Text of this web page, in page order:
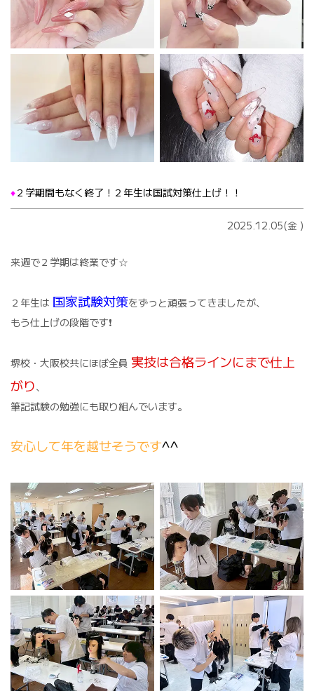
♦️２学期間もなく終了！２年生は国試対策仕上げ！！
2025.12.05(金 )
来週で２学期は終業です☆
２年生は 国家試験対策をずっと頑張ってきましたが、
もう仕上げの段階です❗️
堺校・大阪校共にほぼ全員 実技は合格ラインにまで仕上
がり、
筆記試験の勉強にも取り組んでいます。
安心して年を越せそうです^^